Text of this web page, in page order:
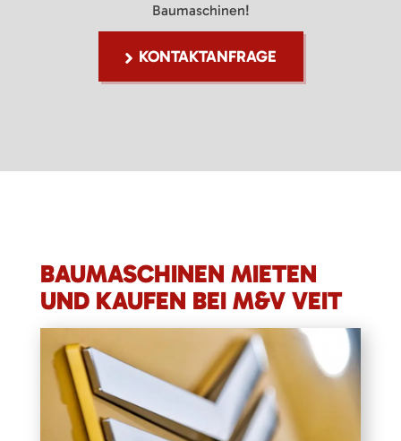
Baumaschinen!
KONTAKTANFRAGE
BAUMASCHINEN MIETEN
UND KAUFEN BEI M&V VEIT